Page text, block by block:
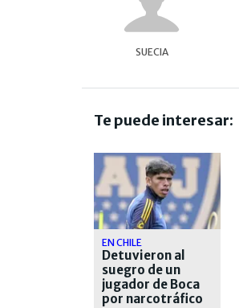
SUECIA
Te puede interesar:
EN CHILE
Detuvieron al
suegro de un
jugador de Boca
por narcotráfico